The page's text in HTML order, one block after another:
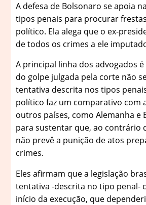
A defesa de Bolsonaro se apoia
tipos penais para procurar
político. Ela alega que o ex-
de todos os crimes a ele
A principal linha dos advogados é
do golpe julgada pela corte não
tentativa descrita nos tipos
político faz um comparativo com
outros países, como Alemanha e
para sustentar que, ao contrário
não prevê a punição de atos
crimes.
Eles afirmam que a legislação
tentativa -descrita no tipo penal-
início da execução, que